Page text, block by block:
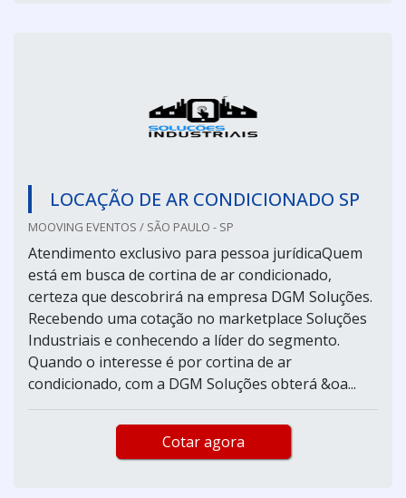
LOCAÇÃO DE AR CONDICIONADO SP
MOOVING EVENTOS / SÃO PAULO - SP
Atendimento exclusivo para pessoa jurídicaQuem
está em busca de cortina de ar condicionado,
certeza que descobrirá na empresa DGM Soluções.
Recebendo uma cotação no marketplace Soluções
Industriais e conhecendo a líder do segmento.
Quando o interesse é por cortina de ar
condicionado, com a DGM Soluções obterá &oa...
Cotar agora